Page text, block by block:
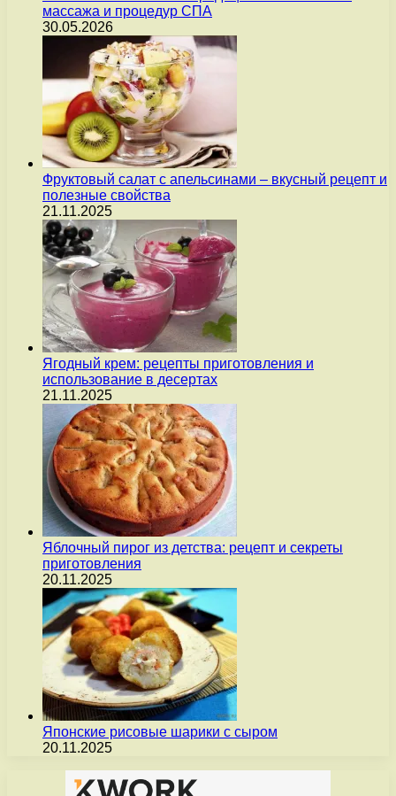
массажа и процедур СПА
30.05.2026
Фруктовый салат с апельсинами – вкусный рецепт и
полезные свойства
21.11.2025
Ягодный крем: рецепты приготовления и
использование в десертах
21.11.2025
Яблочный пирог из детства: рецепт и секреты
приготовления
20.11.2025
Японские рисовые шарики с сыром
20.11.2025